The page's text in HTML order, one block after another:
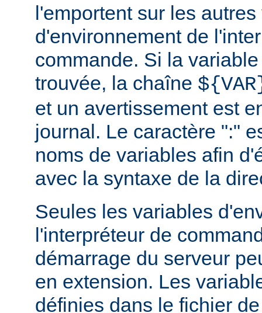
l'emportent sur les
d'environnement de
commande. Si la
trouvée, la chaîne
et un avertissement est
journal. Le caractère ":"
noms de variables afin
avec la syntaxe de la
Seules les variables
l'interpréteur de
démarrage du serveur
en extension. Les
définies dans le fichier